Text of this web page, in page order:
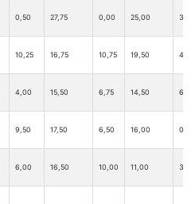
0,50 27,75 0,00 25,00 3,50
10,25 16,75 10,75 19,50 4,50
4,00 15,50 6,75 14,50 6,75
9,50 17,50 6,50 16,00 0,00
6,00 16,50 10,00 11,00 3,75